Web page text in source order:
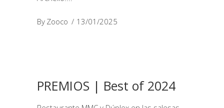
By Zooco 13/01/2025
PREMIOS | Best of 2024